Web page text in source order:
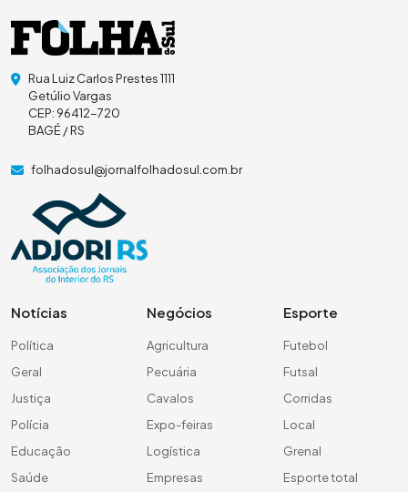
Rua Luiz Carlos Prestes 1111
Getúlio Vargas
CEP: 96412-720
BAGÉ / RS
folhadosul@jornalfolhadosul.com.br
Notícias
Política
Geral
Justiça
Polícia
Educação
Saúde
Negócios
Agricultura
Pecuária
Cavalos
Expo-feiras
Logística
Empresas
Esporte
Futebol
Futsal
Corridas
Local
Grenal
Esporte total